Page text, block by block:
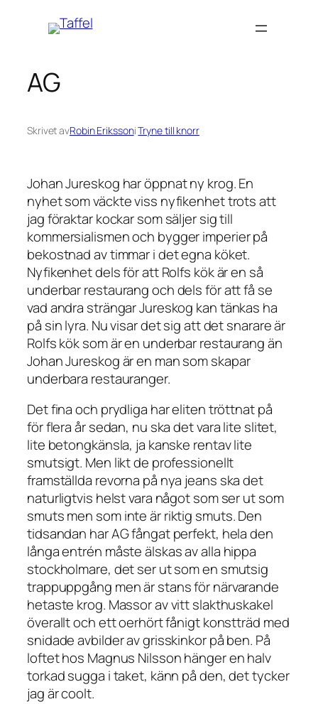
AG
Skrivet avRobin ErikssoniTryne till knorr
Johan Jureskog har öppnat ny krog. En
nyhet som väckte viss nyfikenhet trots att
jag föraktar kockar som säljer sig till
kommersialismen och bygger imperier på
bekostnad av timmar i det egna köket.
Nyfikenhet dels för att Rolfs kök är en så
underbar restaurang och dels för att få se
vad andra strängar Jureskog kan tänkas ha
på sin lyra. Nu visar det sig att det snarare är
Rolfs kök som är en underbar restaurang än
Johan Jureskog är en man som skapar
underbara restauranger.
Det fina och prydliga har eliten tröttnat på
för flera år sedan, nu ska det vara lite slitet,
lite betongkänsla, ja kanske rentav lite
smutsigt. Men likt de professionellt
framställda revorna på nya jeans ska det
naturligtvis helst vara något som ser ut som
smuts men som inte är riktig smuts. Den
tidsandan har AG fångat perfekt, hela den
långa entrén måste älskas av alla hippa
stockholmare, det ser ut som en smutsig
trappuppgång men är stans för närvarande
hetaste krog. Massor av vitt slakthuskakel
överallt och ett oerhört fånigt konstträd med
snidade avbilder av grisskinkor på ben. På
loftet hos Magnus Nilsson hänger en halv
torkad sugga i taket, känn på den, det tycker
jag är coolt.